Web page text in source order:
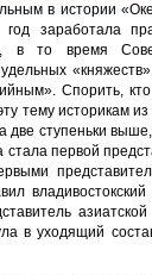
в истории
заработала
в то время
Спорить,
тему историкам
ступеньки
первой
в уходящий